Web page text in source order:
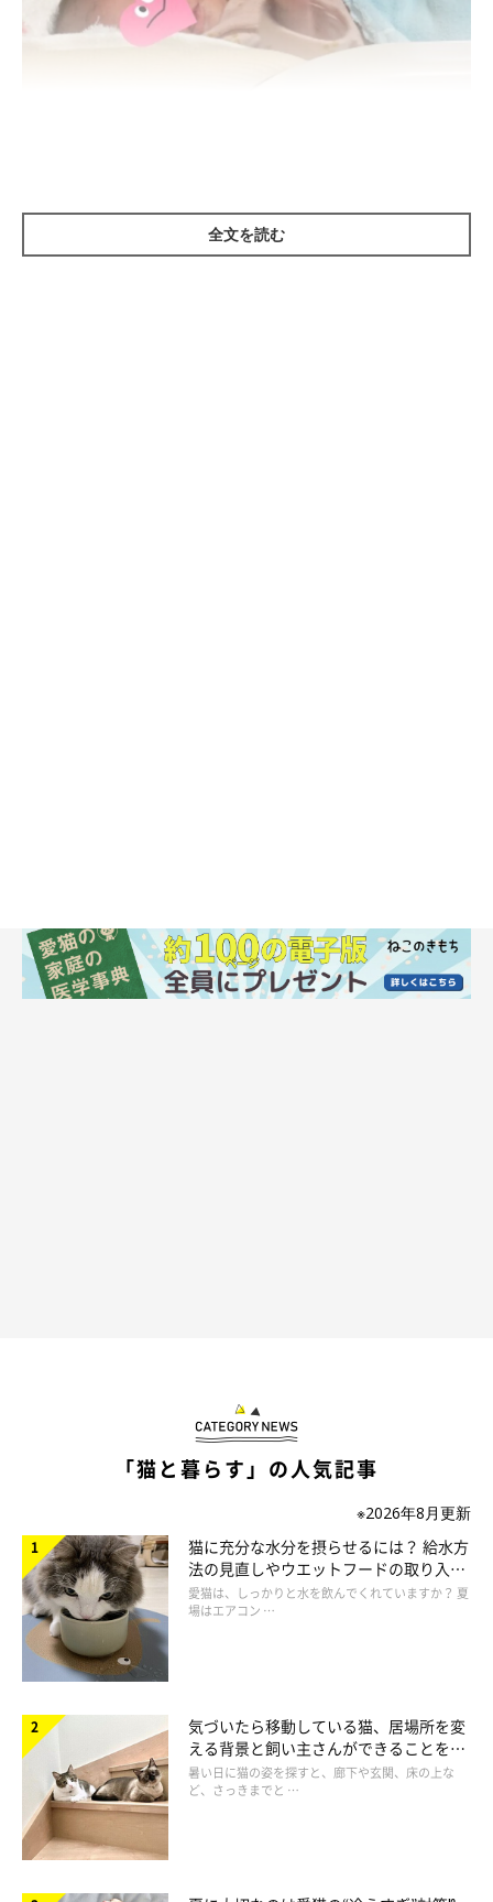
ねこのきもち投稿写真ギャラリー
例外で、子育て中の母猫は子猫のために行動
する
猫は自分中心に行動する動物といっても、なかには例外もありま
す。子育て中の母猫は、子猫のために行動します。子供のために
獲物を取り、近づいてきた猫に威嚇するのです。
Renardちゃんの家にも赤ちゃんが来ました。新しい家族が増え
全文を読む
「猫と暮らす」の人気記事
※2026年8月更新
猫に充分な水分を摂らせるには？ 給水方
法の見直しやウエットフードの取り入れ
方を解説
愛猫は、しっかりと水を飲んでくれていますか？ 夏
場はエアコン …
気づいたら移動している猫、居場所を変
える背景と飼い主さんができることを獣
医師が解説
暑い日に猫の姿を探すと、廊下や玄関、床の上な
ど、さっきまでと …